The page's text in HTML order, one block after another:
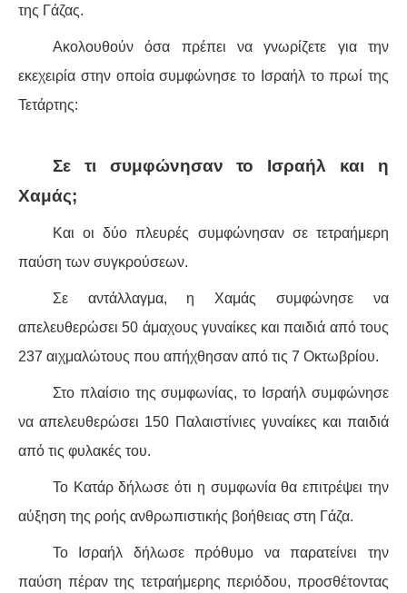
ΕΙΔΉΣΕΙΣ
ΝΕΟΛΑΊΑ
ΑΝΤΙΡΑΤΣΙΣΤΙΚΌ
ΓΥΝΑΙΚΕΊΟ
LGBTQIA+
ΠΕΡΙΒΆΛΛΟΝ
ΚΙΝΉΜΑΤΑ ΠΌΛΗΣ
ΙΣΤΟΡΊΑ / ΘΕΩΡΊΑ
ΘΕΩΡΊΑ
της Γάζας.
Ακολουθούν όσα πρέπει να γνωρίζετε για την
εκεχειρία στην οποία συμφώνησε το Ισραήλ το πρωί της
Τετάρτης:
Σε τι συμφώνησαν το Ισραήλ και η
Χαμάς;
Και οι δύο πλευρές συμφώνησαν σε τετραήμερη
παύση των συγκρούσεων.
Σε αντάλλαγμα, η Χαμάς συμφώνησε να
απελευθερώσει 50 άμαχους γυναίκες και παιδιά από τους
237 αιχμαλώτους που απήχθησαν από τις 7 Οκτωβρίου.
Στο πλαίσιο της συμφωνίας, το Ισραήλ συμφώνησε
να απελευθερώσει 150 Παλαιστίνιες γυναίκες και παιδιά
από τις φυλακές του.
Το Κατάρ δήλωσε ότι η συμφωνία θα επιτρέψει την
αύξηση της ροής ανθρωπιστικής βοήθειας στη Γάζα.
Το Ισραήλ δήλωσε πρόθυμο να παρατείνει την
παύση πέραν της τετραήμερης περιόδου, προσθέτοντας